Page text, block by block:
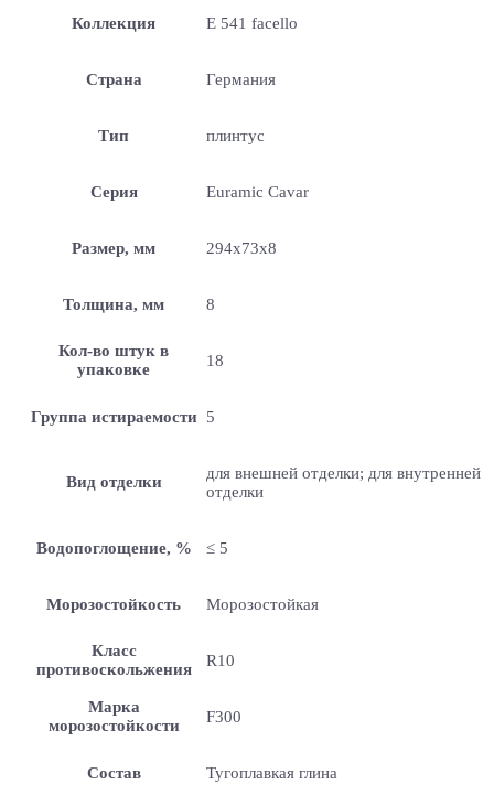
Коллекция E 541 facello
Страна Германия
Тип плинтус
Серия Euramic Cavar
Размер, мм 294x73x8
Толщина, мм 8
Кол-во штук в
упаковке
18
Группа истираемости 5
Вид отделки
для внешней отделки; для внутренней
отделки
Водопоглощение, % ≤ 5
Морозостойкость Морозостойкая
Класс
противоскольжения
R10
Марка
морозостойкости
F300
Состав Тугоплавкая глина